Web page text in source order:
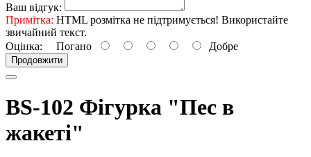
Ваш відгук:
Примітка: HTML розмітка не підтримується! Використайте
звичайний текст.
Оцінка: Погано Добре
Продовжити
BS-102 Фігурка "Пес в
жакеті"